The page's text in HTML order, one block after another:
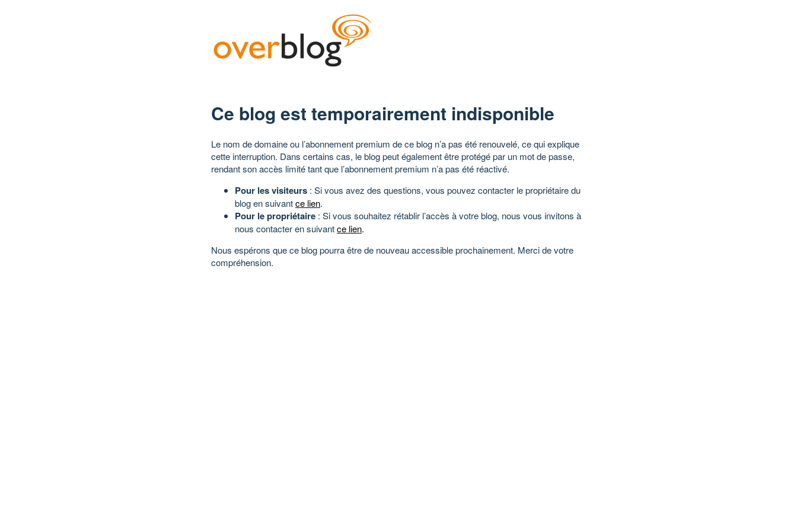
Ce blog est temporairement indisponible
Le nom de domaine ou l’abonnement premium de ce blog n’a pas été renouvelé, ce qui explique
cette interruption. Dans certains cas, le blog peut également être protégé par un mot de passe,
rendant son accès limité tant que l’abonnement premium n’a pas été réactivé.
Pour les visiteurs : Si vous avez des questions, vous pouvez contacter le propriétaire du
blog en suivantce lien.
Pour le propriétaire : Si vous souhaitez rétablir l’accès à votre blog, nous vous invitons à
nous contacter en suivantce lien.
Nous espérons que ce blog pourra être de nouveau accessible prochainement. Merci de votre
compréhension.